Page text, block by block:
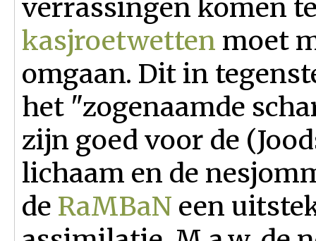
verrassingen komen
kasjroetwetten moet
omgaan. Dit in
het "zogenaamde
zijn goed voor de
lichaam en de
de RaMBaN een